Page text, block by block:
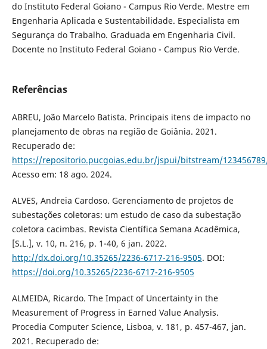
do Instituto Federal Goiano - Campus Rio Verde. Mestre em
Engenharia Aplicada e Sustentabilidade. Especialista em
Segurança do Trabalho. Graduada em Engenharia Civil.
Docente no Instituto Federal Goiano - Campus Rio Verde.
Referências
ABREU, João Marcelo Batista. Principais itens de impacto no
planejamento de obras na região de Goiânia. 2021.
Recuperado de:
https://repositorio.pucgoias.edu.br/jspui/bitstream/123456789/
Acesso em: 18 ago. 2024.
ALVES, Andreia Cardoso. Gerenciamento de projetos de
subestações coletoras: um estudo de caso da subestação
coletora cacimbas. Revista Científica Semana Acadêmica,
[S.L.], v. 10, n. 216, p. 1-40, 6 jan. 2022.
http://dx.doi.org/10.35265/2236-6717-216-9505. DOI:
https://doi.org/10.35265/2236-6717-216-9505
ALMEIDA, Ricardo. The Impact of Uncertainty in the
Measurement of Progress in Earned Value Analysis.
Procedia Computer Science, Lisboa, v. 181, p. 457-467, jan.
2021. Recuperado de: